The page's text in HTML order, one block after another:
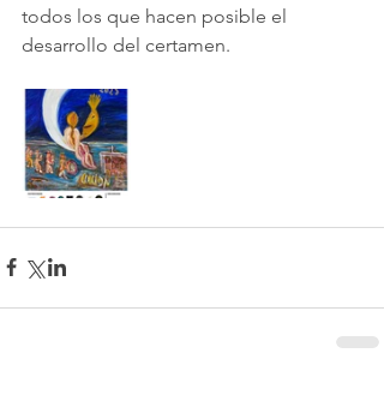
todos los que hacen posible el
desarrollo del certamen.